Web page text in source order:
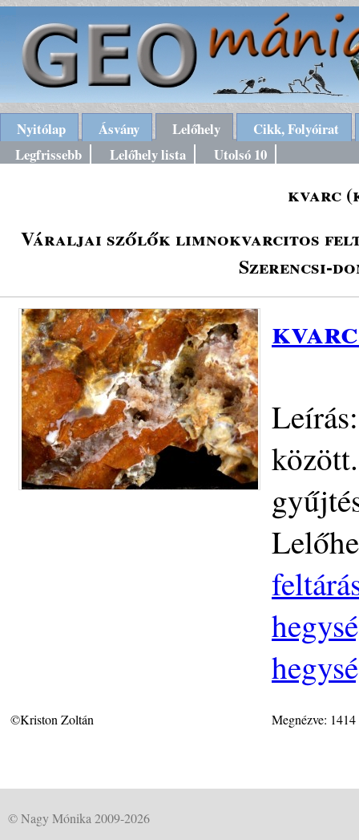
Nyitólap Ásvány Lelőhely
Cikk, Folyóirat
Legfrissebb
Lelőhely lista Utolsó 10
kvarc
Váraljai szőlők limnokvarcitos
Szerencsi-
©Kriston Zoltán Megnézve:
© Nagy Mónika 2009-2026